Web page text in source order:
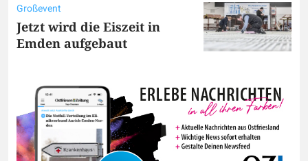
Großevent
Jetzt wird die Eiszeit in
Emden aufgebaut